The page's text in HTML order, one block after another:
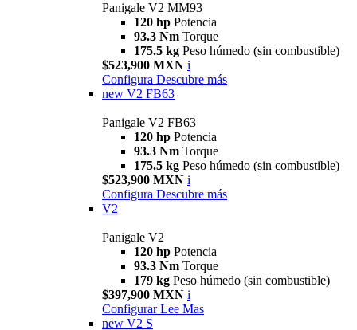
Panigale V2 MM93
120 hp Potencia
93.3 Nm Torque
175.5 kg Peso húmedo (sin combustible)
$523,900 MXN i
Configura Descubre más
new V2 FB63
Panigale V2 FB63
120 hp Potencia
93.3 Nm Torque
175.5 kg Peso húmedo (sin combustible)
$523,900 MXN i
Configura Descubre más
V2
Panigale V2
120 hp Potencia
93.3 Nm Torque
179 kg Peso húmedo (sin combustible)
$397,900 MXN i
Configurar Lee Mas
new V2 S